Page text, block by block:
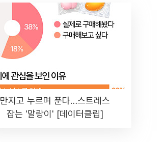
만지고 누르며 푼다…스트레스
잡는 '말랑이' [데이터클립]